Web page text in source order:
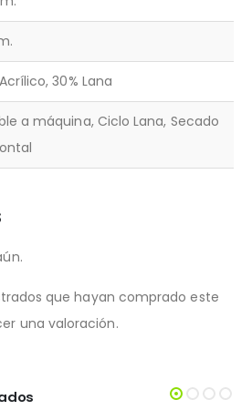
30% Lana
a máquina, Ciclo Lana, Secado
que hayan comprado este
una valoración.